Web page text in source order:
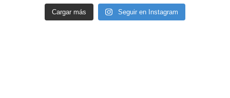
Cargar más Seguir en Instagram